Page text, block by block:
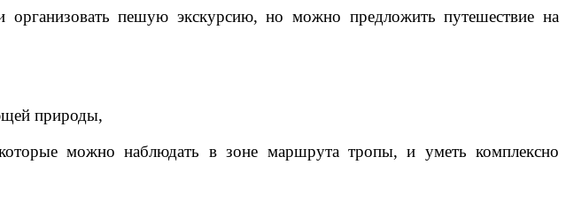
пешую экскурсию, но можно предложить путешествие на
природы,
которые можно наблюдать в зоне маршрута тропы, и уметь комплексно